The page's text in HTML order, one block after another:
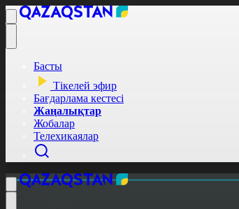
Басты
Тікелей эфир
Бағдарлама кестесі
Жаңалықтар
Жобалар
Телехикаялар